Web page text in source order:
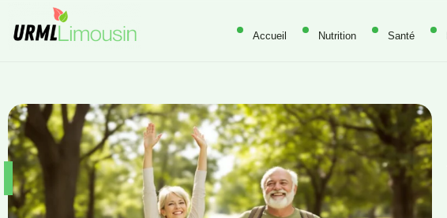
Accueil Nutrition Santé